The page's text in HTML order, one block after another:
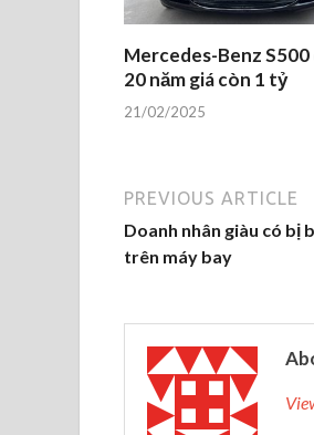
Mercedes-Benz S500
20 năm giá còn 1 tỷ
21/02/2025
PREVIOUS ARTICLE
Doanh nhân giàu có bị
trên máy bay